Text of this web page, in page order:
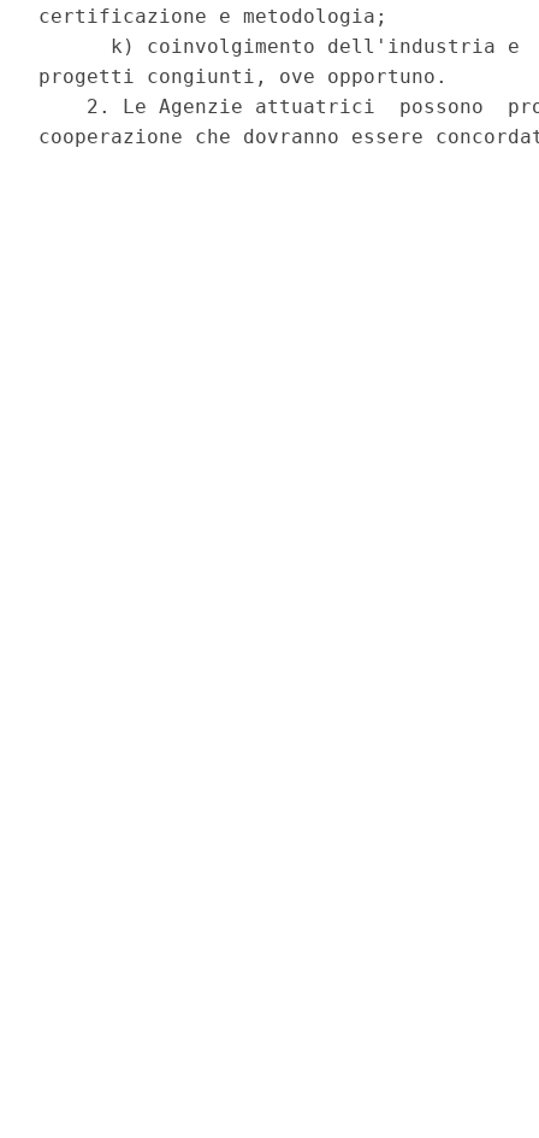
certificazione e metodologia;
k) coinvolgimento dell'industria e
progetti congiunti, ove opportuno.
2. Le Agenzie attuatrici  possono
cooperazione che dovranno essere